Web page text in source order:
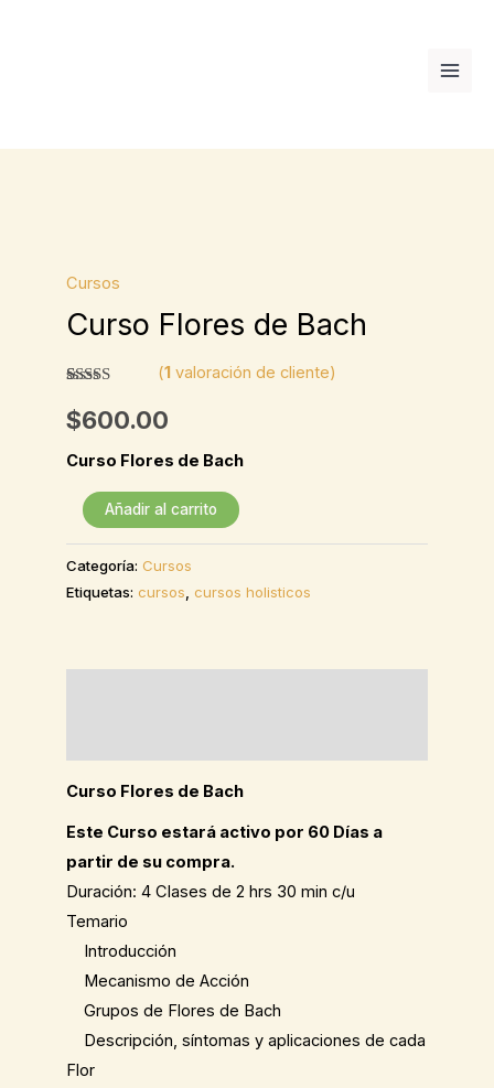
Cursos
Curso Flores de Bach
con5.00de
5 en base a
de un
(1valoración de cliente)
$600.00
Curso Flores de Bach
de
Bach
Añadir al carrito
Categoría: Cursos
Etiquetas: cursos cursos holisticos
Curso Flores de Bach
Este Curso estará activo por 60 Días a
partir de su compra.
Duración: 4 Clases de 2 hrs 30 min c/u
Temario
Introducción
Mecanismo de Acción
Grupos de Flores de Bach
Descripción, síntomas y aplicaciones de cada
Flor